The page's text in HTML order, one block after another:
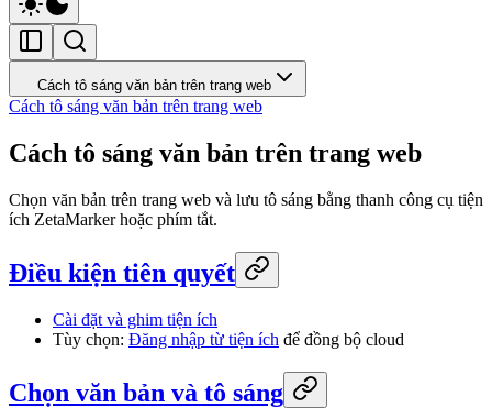
Cách tô sáng văn bản trên trang web
Cách tô sáng văn bản trên trang web
Cách tô sáng văn bản trên trang web
Chọn văn bản trên trang web và lưu tô sáng bằng thanh công cụ tiện
ích ZetaMarker hoặc phím tắt.
Điều kiện tiên quyết
Cài đặt và ghim tiện ích
Tùy chọn: Đăng nhập từ tiện ích để đồng bộ cloud
Chọn văn bản và tô sáng